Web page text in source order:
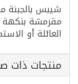
مقرمشة بنكهة
العائلة أو
منتجات ذات